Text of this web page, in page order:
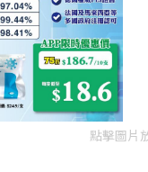
點擊圖片